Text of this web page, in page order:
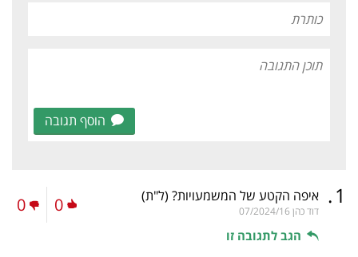
הוסף תגובה
1
. איפה הקטע של המשמעויות? (ל"ת)
דוד כהן 07/2024/16
הגב לתגובה זו
0
0